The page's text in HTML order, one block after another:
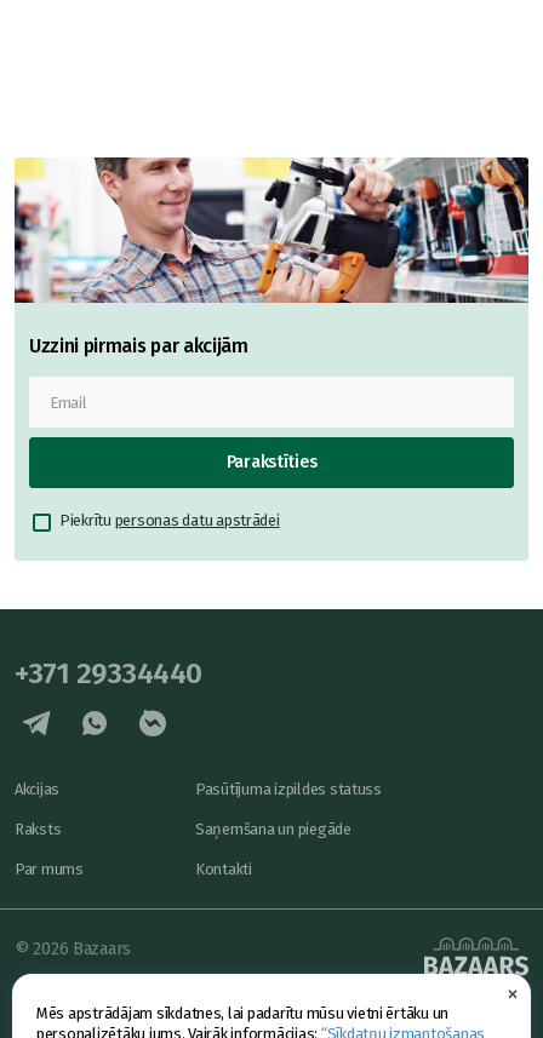
×
Mēs apstrādājam sīkdatnes, lai padarītu mūsu vietni ērtāku un
personalizētāku jums. Vairāk informācijas: “Sīkdatņu izmantošanas
Uzzini pirmais par akcijām
Parakstīties
Piekrītu personas datu apstrādei
+371 29334440
Akcijas
Raksts
Par mums
Pasūtījuma izpildes statuss
Saņemšana un piegāde
Kontakti
powered by
© 2026 Bazaars
Konfidencialitāte
Piedāvājums